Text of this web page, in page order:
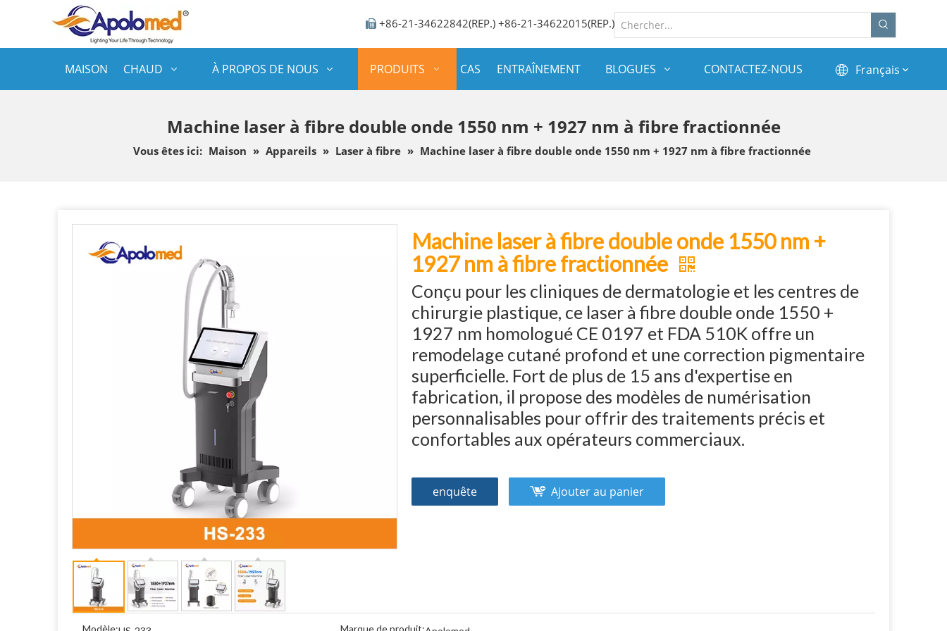
 +86-21-34622842(REP.) +86-21-34622015(REP.)
MAISON CHAUD À PROPOS DE NOUS PRODUITS CAS ENTRAÎNEMENT BLOGUES CONTACTEZ-NOUS Français
Machine laser à fibre double onde 1550 nm + 1927 nm à fibre fractionnée
Vous êtes ici: Maison » Appareils » Laser à fibre » Machine laser à fibre double onde 1550 nm + 1927 nm à fibre fractionnée
Machine laser à fibre double onde 1550 nm +
1927 nm à fibre fractionnée
Conçu pour les cliniques de dermatologie et les centres de
chirurgie plastique, ce laser à fibre double onde 1550 +
1927 nm homologué CE 0197 et FDA 510K offre un
remodelage cutané profond et une correction pigmentaire
superficielle. Fort de plus de 15 ans d'expertise en
fabrication, il propose des modèles de numérisation
personnalisables pour offrir des traitements précis et
confortables aux opérateurs commerciaux.
enquête Ajouter au panier
Modèle: Marque de produit: